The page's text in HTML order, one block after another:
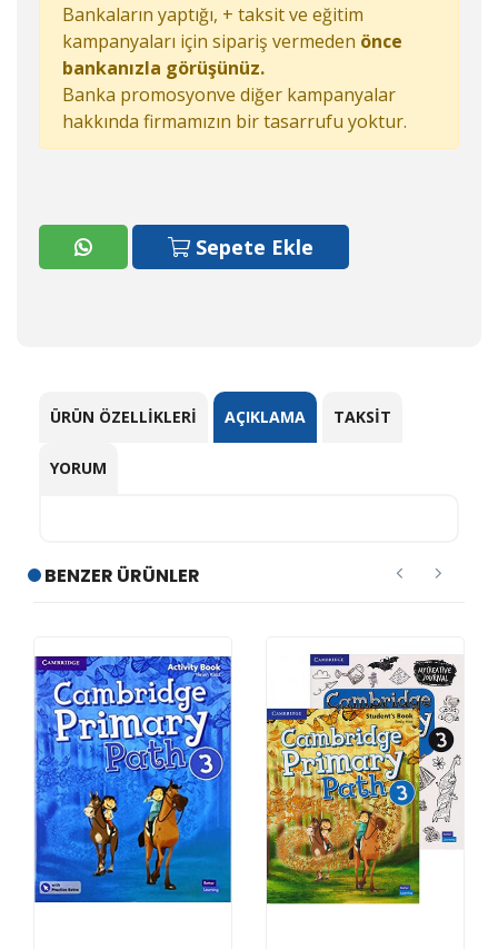
Bankaların yaptığı, + taksit ve eğitim
kampanyaları için sipariş vermeden önce
bankanızla görüşünüz.
Banka promosyonve diğer kampanyalar
hakkında firmamızın bir tasarrufu yoktur.
Sepete Ekle
ÜRÜN ÖZELLIKLERI AÇIKLAMA TAKSIT
YORUM
BENZER ÜRÜNLER